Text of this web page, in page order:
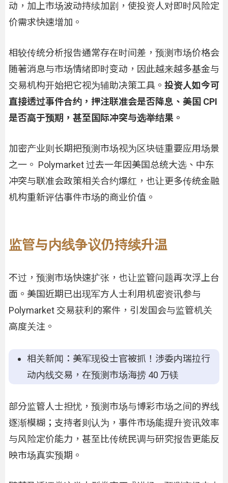
动，加上市场波动持续加剧，使投资人对即时风险定
价需求快速增加。
相较传统分析报告通常存在时间差，预测市场价格会
随著消息与市场情绪即时变动，因此越来越多基金与
交易机构开始把它视为辅助决策工具。 投资人如今可
直接透过事件合约，押注联准会是否降息、美国 CPI
是否高于预期，甚至国际冲突与选举结果。
加密产业则长期把预测市场视为区块链重要应用场景
之一。 Polymarket 过去一年因美国总统大选、中东
冲突与联准会政策相关合约爆红，也让更多传统金融
机构重新评估事件市场的商业价值。
监管与内线争议仍持续升温
不过，预测市场快速扩张，也让监管问题再次浮上台
面。美国近期已出现军方人士利用机密资讯参与
Polymarket 交易获利的案件，引发国会与监管机关
高度关注。
相关新闻：美军现役士官被抓！涉委内瑞拉行
动内线交易，在预测市场海捞 40 万镁
部分监管人士担忧，预测市场与博彩市场之间的界线
逐渐模糊；支持者则认为，事件市场能提升资讯效率
与风险定价能力，甚至比传统民调与研究报告更能反
映市场真实预期。